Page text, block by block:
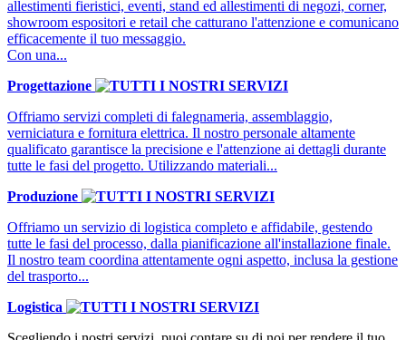
allestimenti fieristici, eventi, stand ed allestimenti di negozi, corner,
showroom espositori e retail che catturano l'attenzione e comunicano
efficacemente il tuo messaggio.
Con una...
Progettazione
Offriamo servizi completi di falegnameria, assemblaggio,
verniciatura e fornitura elettrica. Il nostro personale altamente
qualificato garantisce la precisione e l'attenzione ai dettagli durante
tutte le fasi del progetto. Utilizzando materiali...
Produzione
Offriamo un servizio di logistica completo e affidabile, gestendo
tutte le fasi del processo, dalla pianificazione all'installazione finale.
Il nostro team coordina attentamente ogni aspetto, inclusa la gestione
del trasporto...
Logistica